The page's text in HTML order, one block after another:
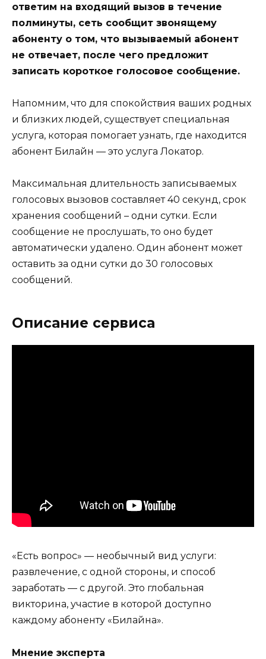
ответим на входящий вызов в течение
полминуты, сеть сообщит звонящему
абоненту о том, что вызываемый абонент
не отвечает, после чего предложит
записать короткое голосовое сообщение.
Напомним, что для спокойствия ваших родных
и близких людей, существует специальная
услуга, которая помогает узнать, где находится
абонент Билайн — это услуга Локатор.
Максимальная длительность записываемых
голосовых вызовов составляет 40 секунд, срок
хранения сообщений – одни сутки. Если
сообщение не прослушать, то оно будет
автоматически удалено. Один абонент может
оставить за одни сутки до 30 голосовых
сообщений.
Описание сервиса
«Есть вопрос» — необычный вид услуги:
развлечение, с одной стороны, и способ
заработать — с другой. Это глобальная
викторина, участие в которой доступно
каждому абоненту «Билайна».
Мнение эксперта